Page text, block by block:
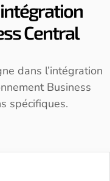
Central
dans l’intégration
Business
spécifiques.